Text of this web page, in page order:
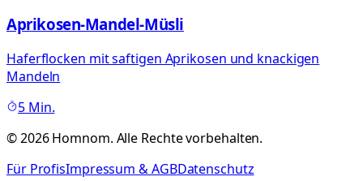
Aprikosen-Mandel-Müsli
Haferflocken mit saftigen Aprikosen und knackigen
Mandeln
5Min.
©2026Homnom. Alle Rechte vorbehalten.
Für ProfisImpressum & AGBDatenschutz